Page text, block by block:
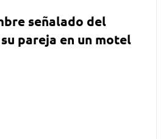
señalado del
pareja en un motel